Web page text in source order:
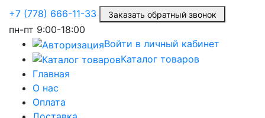
+7 (778) 666-11-33 Заказать обратный звонок
пн-пт 9:00-18:00
Войти в личный кабинет
Каталог товаров
Главная
О нас
Оплата